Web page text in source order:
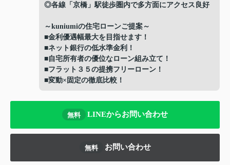
◎各線「京橋」駅徒歩圏内で多方面にアクセス良好
～kuniumiの住宅ローンご提案～
■金利優遇幅最大を目指せます！
■ネット銀行の低水準金利！
■自宅所有者の優位なローン組み立て！
■フラット３５の提携フリーローン！
■変動×固定の徹底比較！
無料 LINEからお問い合わせ
無料 お問い合わせ